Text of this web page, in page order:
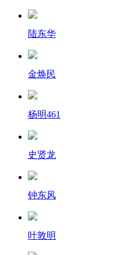
陆东华
金焕民
杨明461
史贤龙
钟东风
叶敦明